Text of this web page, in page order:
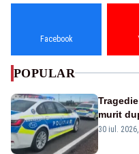
Facebook
POPULAR
murit
de tren
30 iul.